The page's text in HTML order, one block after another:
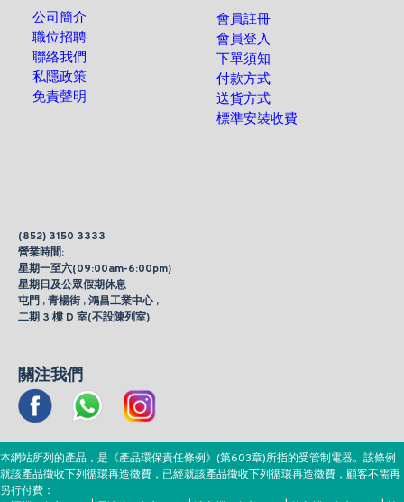
公司簡介
職位招聘
聯絡我們
私隱政策
免責聲明
會員註冊
會員登入
下單須知
付款方式
送貨方式
標準安裝收費
(852) 3150 3333
營業時間:
星期一至六(09:00am-6:00pm)
星期日及公眾假期休息
屯門 , 青楊街 , 鴻昌工業中心 ,
二期 3 樓 D 室(不設陳列室)
關注我們
本網站所列的產品，是《產品環保責任條例》(第603章)所指的受管制電器。該條例
就該產品徵收下列循環再造徵費，已經就該產品徵收下列循環再造徵費，顧客不需再
另行付費：